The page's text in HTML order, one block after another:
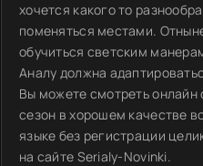
хочется какого то
поменяться местами.
обучиться светским
Аналу должна
Вы можете смотреть онлайн
сезон в хорошем качестве
языке без регистрации
на сайте Serialy-Novinki.